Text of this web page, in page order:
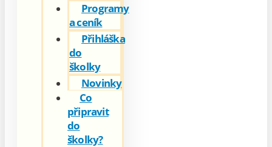
Programy
a ceník
Přihláška
do
školky
Novinky
Co
připravit
do
školky?